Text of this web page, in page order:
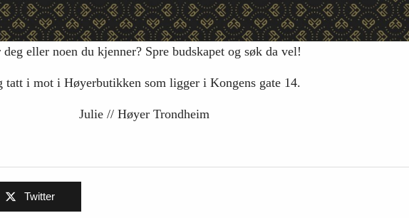
eller noen du kjenner? Spre budskapet og søk da vel!
i mot i Høyerbutikken som ligger i Kongens gate 14.
Julie // Høyer Trondheim
Twitter